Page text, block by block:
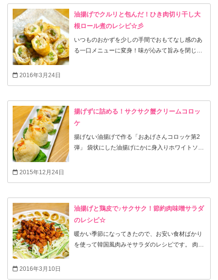
油揚げでクルリと包んだ！ひき肉切り干し大
根ロール煮のレシピ☆彡
いつものおかずを少しの手間でおもてなし感のあ
る一口メニューに変身！味が沁みて旨みを閉じ込
2016年3月24日
揚げずに詰める！サクサク蟹クリームコロッ
ケ
揚げない油揚げで作る「おあげさんコロッケ第2
弾」 袋状にした油揚げにかに身入りホワイトソー
す） クリームコロッケが大好きって仰る方は多い
と思います。私も大好きなコロッケの一つです。
でも、クリームコロッケって手順が多く、時間が
かかるイメージが大きく、食べたいっと思って
2015年12月24日
油揚げと鶏皮で♪サクサク！節約肉味噌サラダ
のレシピ☆
暖かい季節になってきたので、お安い食材ばかり
を使って韓国風肉みそサラダのレシピです。 肉み
2016年3月10日